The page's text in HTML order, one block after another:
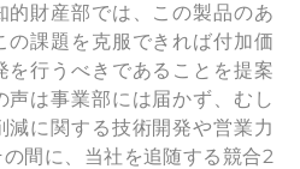
的財産部では、この製品のあ
の課題を克服できれば付加価
を行うべきであることを提案
声は事業部には届かず、むし
減に関する技術開発や営業力
間に、当社を追随する競合2